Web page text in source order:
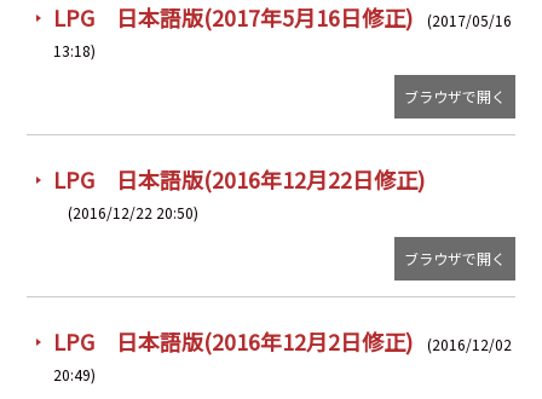
採用情報
LPG 日本語版(2017年5月16日修正)
(2017/05/16
13:18)
ブラウザで開く
LPG 日本語版(2016年12月22日修正)
(2016/12/22 20:50)
ブラウザで開く
LPG 日本語版(2016年12月2日修正)
(2016/12/02
20:49)